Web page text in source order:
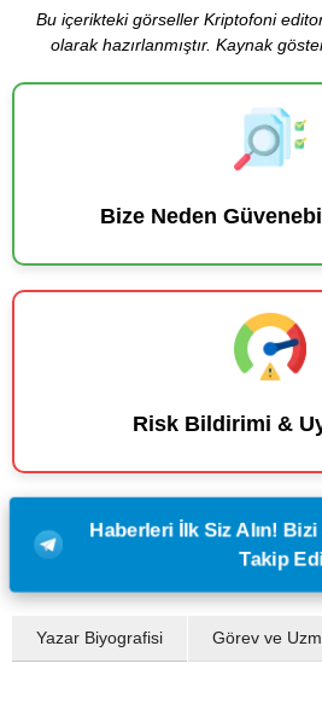
Bu içerikteki görseller Kriptofoni
olarak hazırlanmıştır. Kaynak
Bize Neden
Risk Bildirimi &
Haberleri İlk Siz Alın!
Takip
Yazar Biyografisi Görev ve